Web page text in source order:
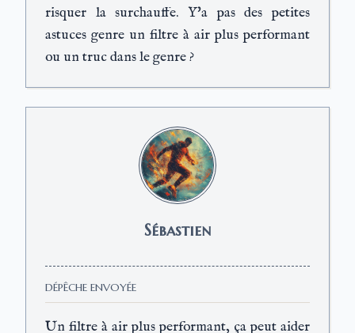
risquer la surchauffe. Y'a pas des petites
astuces genre un filtre à air plus performant
ou un truc dans le genre ?
Sébastien
DÉPÊCHE ENVOYÉE
Un filtre à air plus performant, ça peut aider